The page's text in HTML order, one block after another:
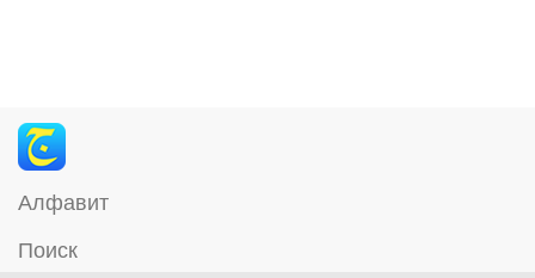
Алфавит
Поиск